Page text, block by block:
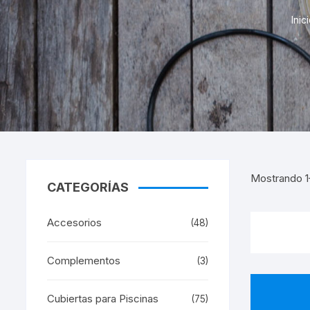
Manuales
Repuestos Limpiafondos
Ventury Liners
Mostrando
CATEGORÍAS
Accesorios (48)
Complementos (3)
Cubiertas para Piscinas (75)